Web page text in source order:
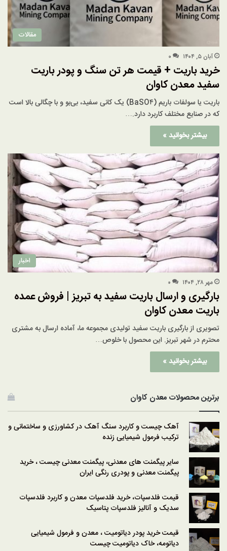
مقالات
آبان ۵, ۱۴۰۴ ۰
خرید باریت + قیمت هر تن سنگ و پودر باریت
سفید معدن کاوان
باریت یا سولفات باریم (BaSO۴) یک کانی سفید، بی‌بو و با چگالی بالا است
که در صنایع مختلف کاربرد دارد.…
بیشتر بخوانید »
اخبار
مهر ۲۸, ۱۴۰۴ ۰
بارگیری و ارسال باریت سفید به تبریز | فروش عمده
باریت معدن کاوان
تصویری از بارگیری باریت سفید تولیدی مجموعه ما، آماده ارسال به مشتری
محترم در شهر تبریز. این محصول با خلوص…
بیشتر بخوانید »
برترین محصولات معدن کاوان
آهک چیست و کاربرد سنگ آهک در کشاورزی و ساختمانی و
ترکیب فرمول شیمیایی زنده
سایر پیگمنت های معدنی، پیگمنت معدنی چیست ، خرید
پیگمنت معدنی و پودری رنگی ایران
قیمت فلدسپات، خرید فلدسپات معدن و کاربرد فلدسپات
سدیک و آنالیز فلدسپات پتاسیک
قیمت خرید پودر دیاتومیت ، معدن و فرمول شیمیایی
دیاتومه، خاک دیاتومیت چیست